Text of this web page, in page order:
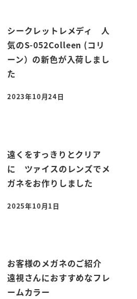
シークレットレメディ 人
気のS-052Colleen (コリ
ーン）の新色が入荷しまし
た
投稿日
2023年10月24日
遠くをすっきりとクリア
に ツァイスのレンズでメ
ガネをお作りしました
投稿日
2025年10月1日
お客様のメガネのご紹介
遠視さんにおすすめなフレ
ームカラー